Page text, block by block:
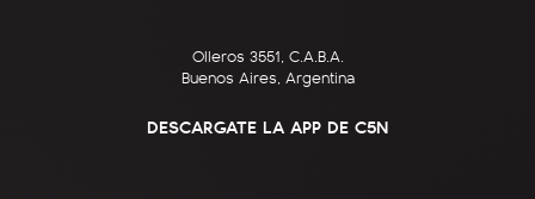
Olleros 3551, C.A.B.A.
Buenos Aires, Argentina
DESCARGATE LA APP DE C5N